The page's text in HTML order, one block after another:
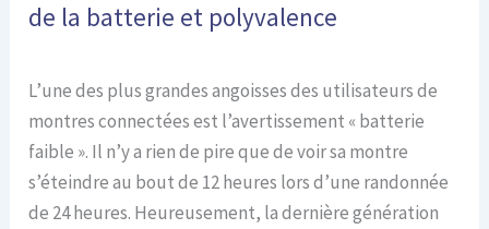
de la batterie et polyvalence
L’une des plus grandes angoisses des utilisateurs de
montres connectées est l’avertissement « batterie
faible ». Il n’y a rien de pire que de voir sa montre
s’éteindre au bout de 12 heures lors d’une randonnée
de 24 heures. Heureusement, la dernière génération